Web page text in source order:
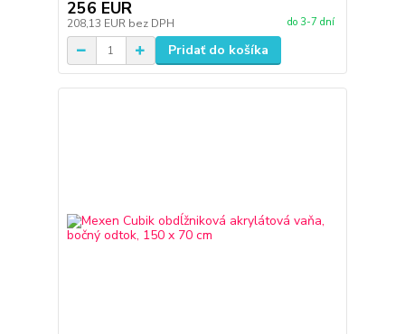
256 EUR
208,13 EUR bez DPH do 3-7 dní
Pridať do košíka